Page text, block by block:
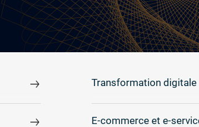
Transformation digitale
E-commerce et e-